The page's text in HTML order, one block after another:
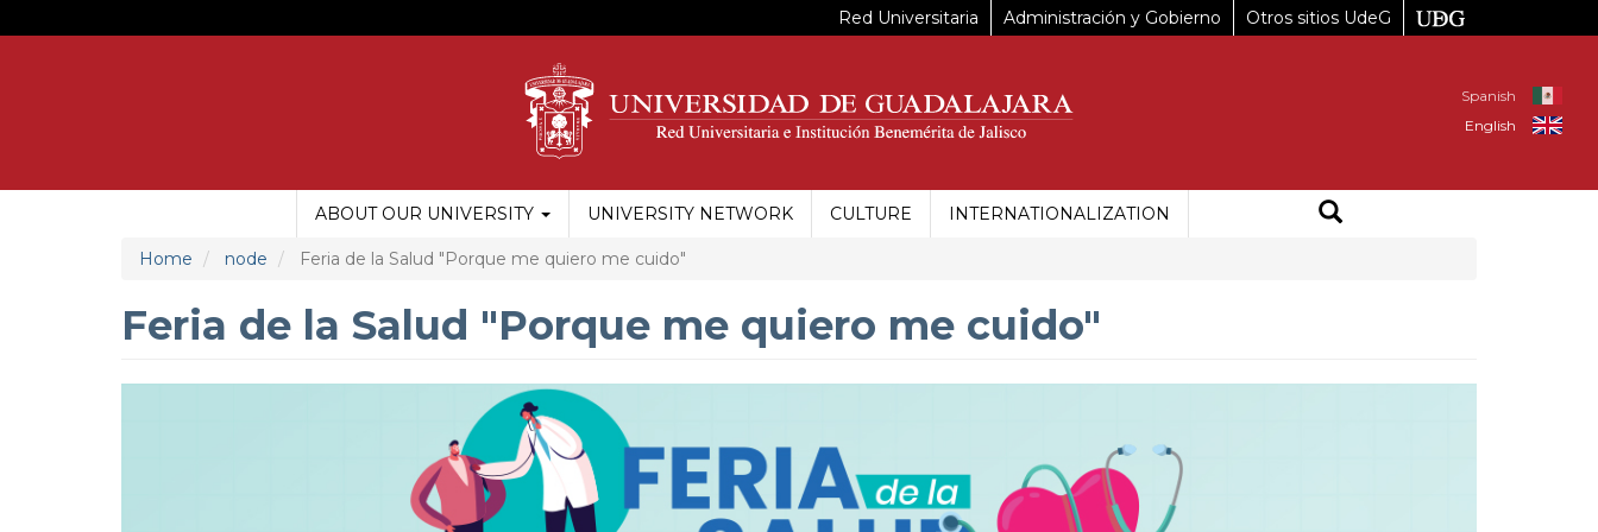
to
Red Universitaria Administración y Gobierno Otros sitios UdeG
Spanish
English
MAIN
MENU
UDG
ABOUT OUR UNIVERSITY UNIVERSITY NETWORK CULTURE INTERNATIONALIZATION
Home node Feria de la Salud "Porque me quiero me cuido"
Feria de la Salud "Porque me quiero me cuido"